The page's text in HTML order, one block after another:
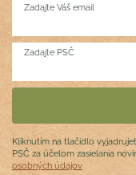
Zadajte Váš email
Zadajte PSČ
Kliknutím na tlačidlo
PSČ za účelom zasielania
osobných údajov